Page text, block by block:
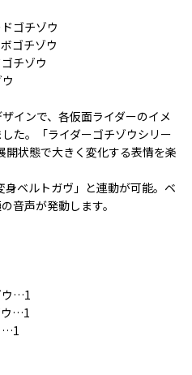
ゴチゾウ
ゴチゾウ
チゾウ
インで、各仮面ライダーのイメ
た。「ライダーゴチゾウシリー
状態で大きく変化する表情を楽
ベルトガヴ」と連動が可能。ベ
音声が発動します。
ウ…1
ウ…1
…1